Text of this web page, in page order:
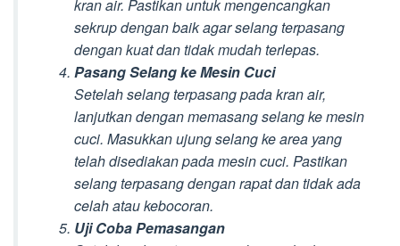
kran air. Pastikan untuk mengencangkan
sekrup dengan baik agar selang terpasang
dengan kuat dan tidak mudah terlepas.
Pasang Selang ke Mesin Cuci
Setelah selang terpasang pada kran air,
lanjutkan dengan memasang selang ke mesin
cuci. Masukkan ujung selang ke area yang
telah disediakan pada mesin cuci. Pastikan
selang terpasang dengan rapat dan tidak ada
celah atau kebocoran.
Uji Coba Pemasangan